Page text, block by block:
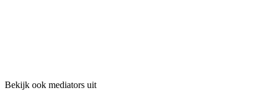
Bekijk ook mediators uit